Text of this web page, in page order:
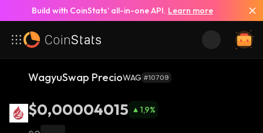
Build with CoinStats’ all-in-one API. Learn more
WagyuSwap PrecioWAG #10709
$0,00004015 1,9%